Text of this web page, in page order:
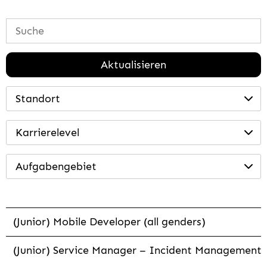
Aktualisieren
Standort
Karrierelevel
Aufgabengebiet
(Junior) Mobile Developer (all genders)
(Junior) Service Manager – Incident Management